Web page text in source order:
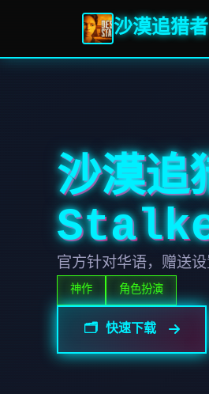
沙漠追猎
沙漠
官方针对华语，赠送
神作 角色扮演
🗂️ 快速下载